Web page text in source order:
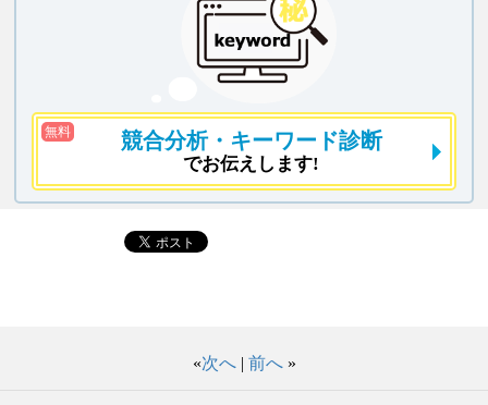
無料 競合分析・キーワード診断
でお伝えします!
«次へ| 前へ»